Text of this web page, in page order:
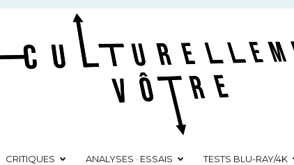
Culturellement Vôtre
CRITIQUES ANALYSES · ESSAIS TESTS BLU-RAY/4K